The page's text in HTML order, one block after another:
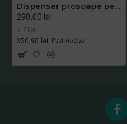
Dispenser prosoape pentru mâini, Tork, Wash Station, pentru spațiu de spălare, W6
290,00 lei
+ TVA
350,90 lei TVA inclus